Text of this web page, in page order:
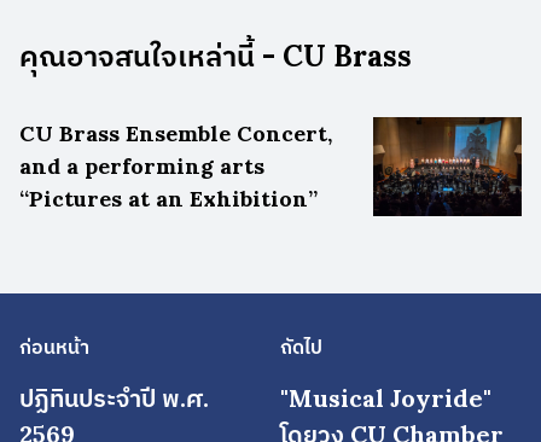
คุณอาจสนใจเหล่านี้ - CU Brass
CU Brass Ensemble Concert,
and a performing arts
“Pictures at an Exhibition”
ก่อนหน้า
ปฏิทินประจำปี พ.ศ.
2569
ถัดไป
"Musical Joyride"
โดยวง CU Chamber